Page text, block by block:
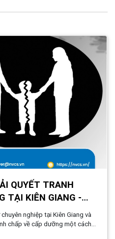
QUYẾT TRANH
TẠI KIÊN GIANG -
nghiệp tại Kiên Giang và
chấp về cấp dưỡng một cách
luật sư giàu kinh nghiệm sẽ tư